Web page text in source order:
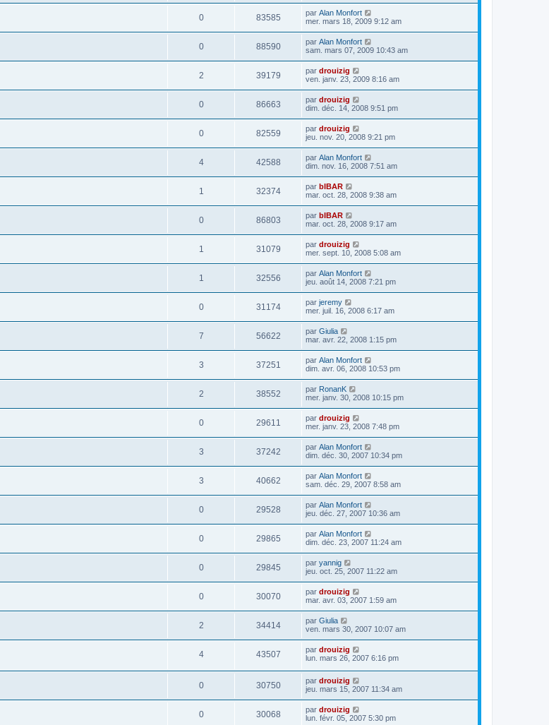
0 83585 par Alan Monfort
mer. mars 18, 2009 9:12 am
0 88590 par Alan Monfort
sam. mars 07, 2009 10:43 am
2 39179 par drouizig
ven. janv. 23, 2009 8:16 am
0 86663 par drouizig
dim. déc. 14, 2008 9:51 pm
0 82559 par drouizig
jeu. nov. 20, 2008 9:21 pm
4 42588 par Alan Monfort
dim. nov. 16, 2008 7:51 am
1 32374 par bIBAR
mar. oct. 28, 2008 9:38 am
0 86803 par bIBAR
mar. oct. 28, 2008 9:17 am
1 31079 par drouizig
mer. sept. 10, 2008 5:08 am
1 32556 par Alan Monfort
jeu. août 14, 2008 7:21 pm
0 31174 par jeremy
mer. juil. 16, 2008 6:17 am
7 56622 par Giulia
mar. avr. 22, 2008 1:15 pm
3 37251 par Alan Monfort
dim. avr. 06, 2008 10:53 pm
2 38552 par RonanK
mer. janv. 30, 2008 10:15 pm
0 29611 par drouizig
mer. janv. 23, 2008 7:48 pm
3 37242 par Alan Monfort
dim. déc. 30, 2007 10:34 pm
3 40662 par Alan Monfort
sam. déc. 29, 2007 8:58 am
0 29528 par Alan Monfort
jeu. déc. 27, 2007 10:36 am
0 29865 par Alan Monfort
dim. déc. 23, 2007 11:24 am
0 29845 par yannig
jeu. oct. 25, 2007 11:22 am
0 30070 par drouizig
mar. avr. 03, 2007 1:59 am
2 34414 par Giulia
ven. mars 30, 2007 10:07 am
4 43507 par drouizig
lun. mars 26, 2007 6:16 pm
0 30750 par drouizig
jeu. mars 15, 2007 11:34 am
0 30068 par drouizig
lun. févr. 05, 2007 5:30 pm